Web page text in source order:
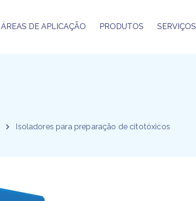
ÁREAS DE APLICAÇÃO PRODUTOS SERVIÇOS
Isoladores para preparação de citotóxicos​